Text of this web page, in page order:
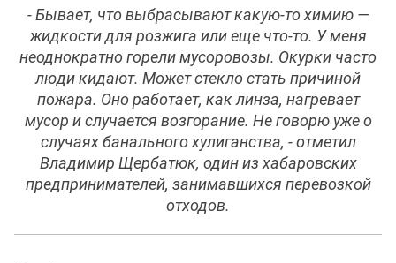
- Бывает, что выбрасывают какую-то химию —
жидкости для розжига или еще что-то. У меня
неоднократно горели мусоровозы. Окурки часто
люди кидают. Может стекло стать причиной
пожара. Оно работает, как линза, нагревает
мусор и случается возгорание. Не говорю уже о
случаях банального хулиганства, - отметил
Владимир Щербатюк, один из хабаровских
предпринимателей, занимавшихся перевозкой
отходов.